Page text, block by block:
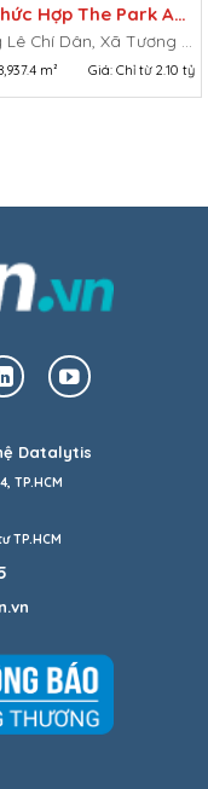
Khu Phức Hợp The Park Avenue
m² Giá: Chỉ từ 2.10 tỷ
Datalytis
TP.HCM
TP.HCM